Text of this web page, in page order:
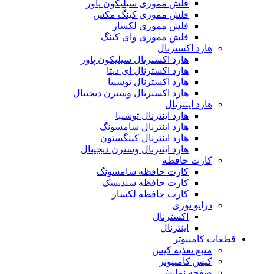
فلش مموری سیلیکون پاور
فلش مموری کینگ مکس
فلش مموری لکسار
فلش مموری وای کینگ
هارد اکسترنال
هارد اکسترنال سیلیکون پاور
هارد اکسترنال ای دیتا
هارد اکسترنال توشیبا
هارد اکسترنال وسترن دیجیتال
هارد اینترنال
هارد اینترنال توشیبا
هارد اینترنال سامسونگ
هارد اینترنال کینگستون
هارد اینترنال وسترن دیجیتال
کارت حافظه
کارت حافظه سامسونگ
کارت حافظه سندیسک
کارت حافظه لکسار
درایو نوری
اکسترنال
اینترنال
قطعات کامپیوتر
منبع تغذیه کیس
کیس کامپیوتر